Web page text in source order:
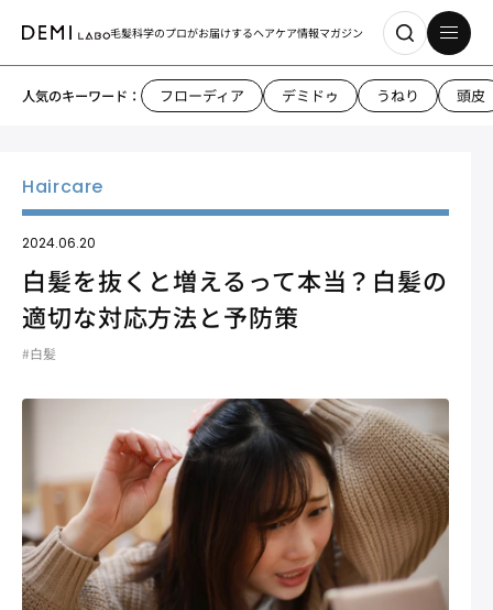
毛髪科学のプロがお届けするヘアケア情報マガジン
人気のキーワード： フローディア デミドゥ うねり 頭皮
2024.06.20
白髪を抜くと増えるって本当？白髪の
適切な対応方法と予防策
#白髪